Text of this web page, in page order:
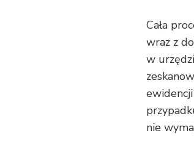
Cała
wraz z
w
nie